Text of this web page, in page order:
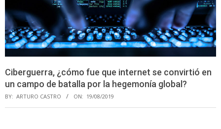
Ciberguerra, ¿cómo fue que internet se convirtió en
un campo de batalla por la hegemonía global?
BY: ARTURO CASTRO ON: 19/08/2019